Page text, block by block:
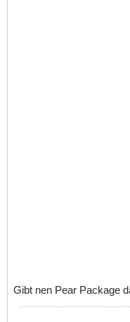
Gibt nen Pear Package